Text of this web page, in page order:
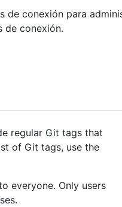
conexión para
de conexión.
regular Git tags that
of Git tags, use the
everyone. Only users